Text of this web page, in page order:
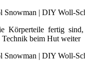
Körperteile fertig
Technik beim Hut weiter